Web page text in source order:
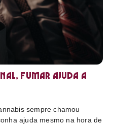
fumar ajuda a
sempre chamou
ajuda mesmo na hora de